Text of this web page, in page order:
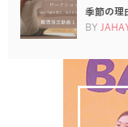
季節の理
BY